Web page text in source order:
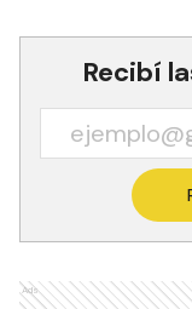
Recibí
Ads